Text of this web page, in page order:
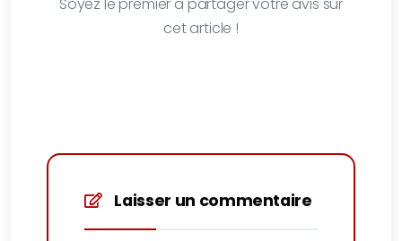
cet article !
Laisser un commentaire